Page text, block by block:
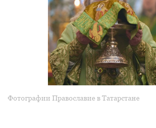
Фотографии Православие в Татарстане